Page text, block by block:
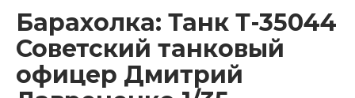
Барахолка: Танк Т-35044
Советский танковый
офицер Дмитрий